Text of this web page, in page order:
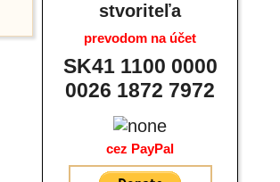
stvoriteľa
prevodom na účet
SK41 1100 0000
0026 1872 7972
cez PayPal